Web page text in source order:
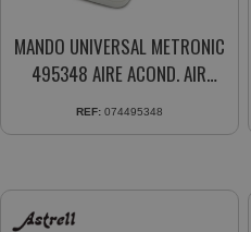
MANDO UNIVERSAL METRONIC
495348 AIRE ACOND. AIR
DIAMOND
REF: 074495348